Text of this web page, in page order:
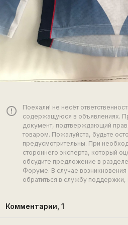
error_outline
Поехали! не несёт
содержащуюся в объявлениях.
документ, подтверждающий
товаром. Пожалуйста, будьте
предусмотрительны. При
стороннего эксперта, который
обсудите предложение в разделе
Форуме. В случае
обратиться в службу
Комментарии, 1